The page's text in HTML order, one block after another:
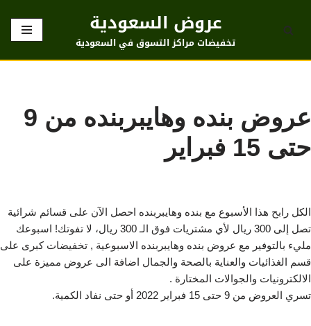
تخطى
عروض السعودية
تخفيضات مراكز التسوق في السعودية
عروض بنده وهايبربنده من 9
حتى 15 فبراير
الكل رابح هذا الأسبوع مع بنده وهايبربنده احصل الآن على قسائم شرائية
تصل إلى 300 ريال لأي مشتريات فوق الـ 300 ريال، لا تفوتك! اسبوعك
مليء بالتوفير مع عروض بنده وهايبربنده الاسبوعية , تخفيضات كبرى على
قسم الغذائيات والعناية بالصحة والجمال اضافة الى عروض مميزة على
الالكترونيات والجوالات المختارة .
تسري العروض من 9 حتى 15 فبراير 2022 أو حتى نفاد الكمية.